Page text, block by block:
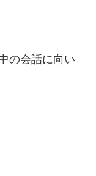
の会話に向い